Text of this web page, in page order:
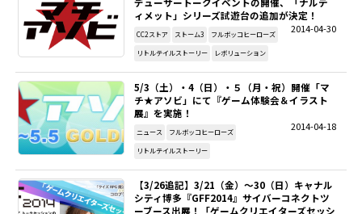
ィメット」シリーズ試遊台の追加が決定！
2014-04-30
CC2ストア ストーム3 フルボッコヒーローズ
リトルテイルストーリー レボリューション
5/3（土）・4（日）・５（月・祝）開催「マ
チ★アソビ」にて『ゲーム体験会＆イラスト
展』を実施！
2014-04-18
ニュース フルボッコヒーローズ
リトルテイルストーリー
【3/26追記】3/21（金）～30（日）キャナル
シティ博多『GFF2014』サイバーコネクトツ
ーブース出展！「ゲームクリエイターズセッシ